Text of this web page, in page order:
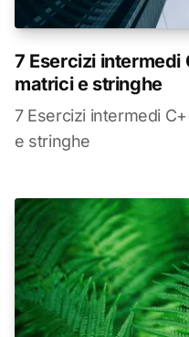
7 Esercizi intermedi
matrici e stringhe
7 Esercizi intermedi
e stringhe